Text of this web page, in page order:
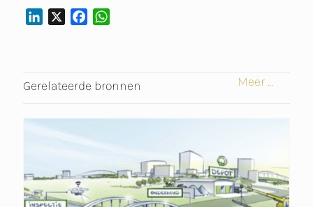
E
I
B
O
S
P
Gerelateerde bronnen Meer ...